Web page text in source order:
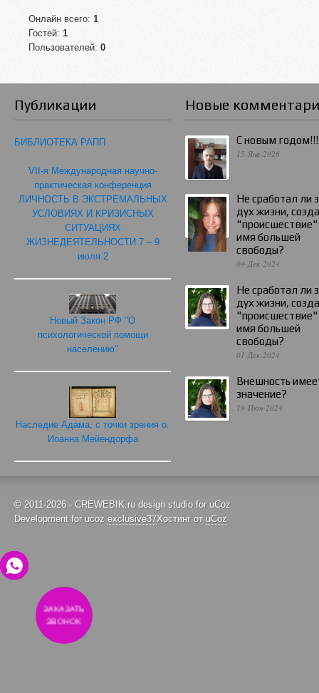
Онлайн всего: 1
Гостей: 1
Пользователей: 0
Публикации
БИБЛИОТЕКА РАПП
VII-я Международная научно-
практическая конференция
ЛИЧНОСТЬ В ЭКСТРЕМАЛЬНЫХ
УСЛОВИЯХ И КРИЗИСНЫХ
СИТУАЦИЯХ
ЖИЗНЕДЕЯТЕЛЬНОСТИ 7 – 9
июля 2
Новый Закон РФ "О
психологической помощи
населению"
Наследие Адама, с точки зрения о.
Иоанна Мейендорфа
Новые
С новым годом!!!
15-Янв-2026
Не сработал ли
дух жизни,
"происшествие"
имя большей
свободы?
04-Дек-2024
Не сработал ли
дух жизни,
"происшествие"
имя большей
свободы?
01-Дек-2024
Внешность
значение?
19-Июн-2024
© 2011-2026 - CREWEBIK.ru design studio for uCoz
Development for ucoz exclusive37Хостинг от uCoz